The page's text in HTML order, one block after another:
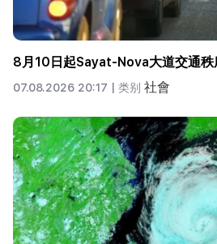
8月10日起Sayat-Nova大道交通秩
07.08.2026 20:17 | 类别 社會